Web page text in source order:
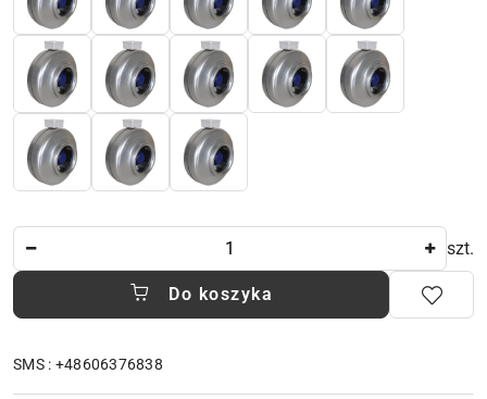
szt.
Do koszyka
SMS : +48606376838